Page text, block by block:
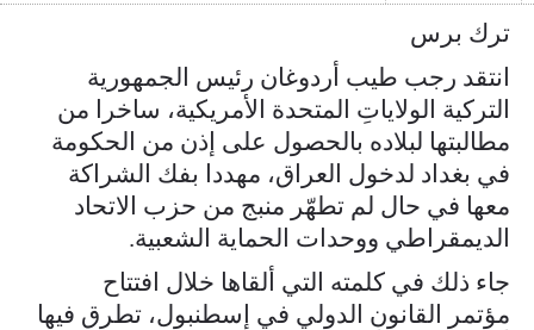
ترك برس
انتقد رجب طيب أردوغان رئيس الجمهورية
التركية الولاياتِ المتحدة الأمريكية، ساخرا من
مطالبتها لبلاده بالحصول على إذن من الحكومة
في بغداد لدخول العراق، مهددا بفك الشراكة
معها في حال لم تطهّر منبج من حزب الاتحاد
الديمقراطي ووحدات الحماية الشعبية.
جاء ذلك في كلمته التي ألقاها خلال افتتاح
مؤتمر القانون الدولي في إسطنبول، تطرق فيها